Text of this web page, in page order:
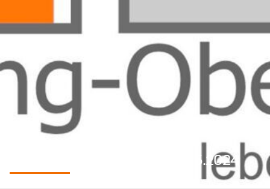
Anmeldewoche 06.05. – 10.05.2024